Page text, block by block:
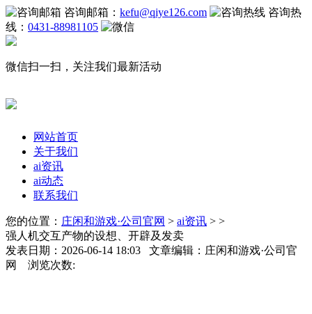
咨询邮箱： kefu@qiye126.com
咨询热
线： 0431-88981105
微信扫一扫，关注我们最新活动
网站首页
关于我们
ai资讯
ai动态
联系我们
您的位置： 庄闲和游戏·公司官网 > ai资讯 > >
强人机交互产物的设想、开辟及发卖
发表日期：2026-06-14 18:03 文章编辑：庄闲和游戏·公司官
网 浏览次数: